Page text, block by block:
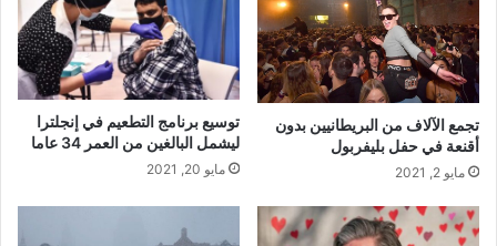
تجمع الآلاف من البريطانيين بدون
أقنعة في حفل بليفربول
مايو 2, 2021
توسيع برنامج التطعيم في إنجلترا
ليشمل البالغين من العمر 34 عاما
مايو 20, 2021